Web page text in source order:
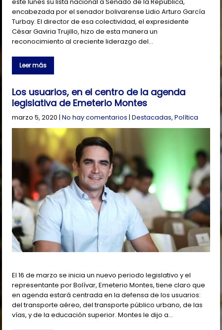
este lunes su lista nacional a Senado de la República,
encabezada por el senador bolivarense Lidio Arturo García
Turbay. El director de esa colectividad, el expresidente
César Gaviria Trujillo, hizo de esta manera un
reconocimiento al creciente liderazgo del…
Leer más
Los usuarios, en el centro de la agenda
legislativa de Emeterio Montes
marzo 5, 2020 |No hay comentarios |Destacadas,Política
El 16 de marzo se inicia un nuevo periodo legislativo y el
representante por Bolívar, Emeterio Montes, tiene claro que
en agenda estará centrada en la defensa de los usuarios:
del transporte aéreo, del transporte público urbano, de las
vías, y de la educación superior. Montes le dijo a…